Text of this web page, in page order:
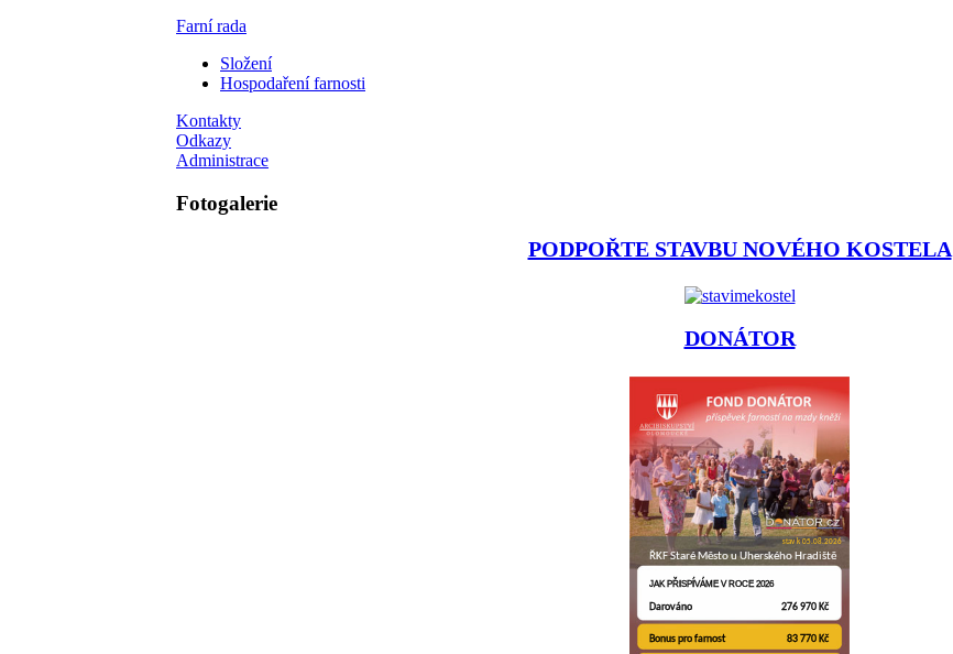
Farní rada
Složení
Hospodaření farnosti
Kontakty
Odkazy
Administrace
Fotogalerie
PODPOŘTE STAVBU NOVÉHO KOSTELA
DONÁTOR